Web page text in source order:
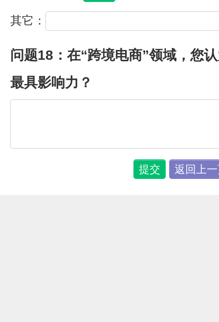
其它：
问题18：在“跨境电商”领域，您
最具影响力？